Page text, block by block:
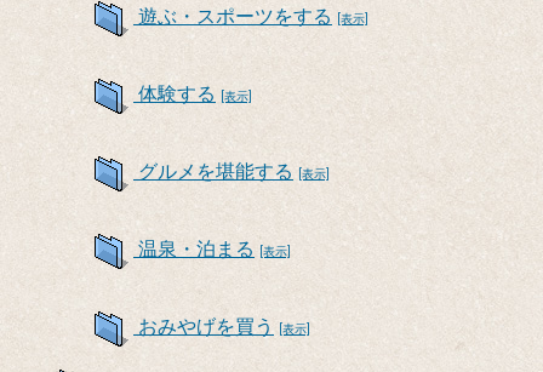
遊ぶ・スポーツをする [表示]
体験する [表示]
グルメを堪能する [表示]
温泉・泊まる [表示]
おみやげを買う [表示]